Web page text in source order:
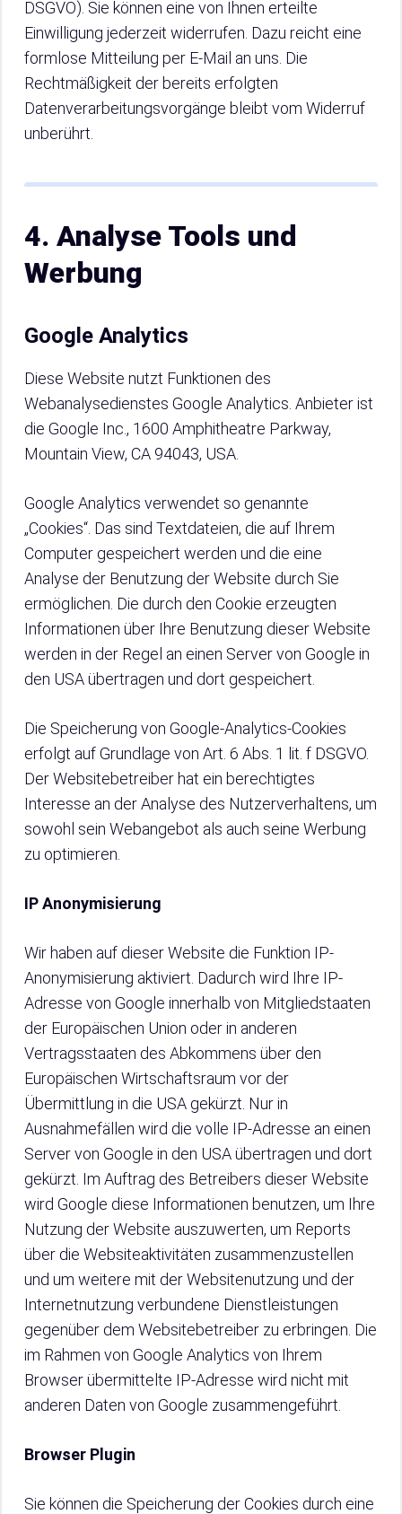
DSGVO). Sie können eine von Ihnen erteilte
Einwilligung jederzeit widerrufen. Dazu reicht eine
formlose Mitteilung per E-Mail an uns. Die
Rechtmäßigkeit der bereits erfolgten
Datenverarbeitungsvorgänge bleibt vom Widerruf
unberührt.
4. Analyse Tools und
Werbung
Google Analytics
Diese Website nutzt Funktionen des
Webanalysedienstes Google Analytics. Anbieter ist
die Google Inc., 1600 Amphitheatre Parkway,
Mountain View, CA 94043, USA.
Google Analytics verwendet so genannte
„Cookies“. Das sind Textdateien, die auf Ihrem
Computer gespeichert werden und die eine
Analyse der Benutzung der Website durch Sie
ermöglichen. Die durch den Cookie erzeugten
Informationen über Ihre Benutzung dieser Website
werden in der Regel an einen Server von Google in
den USA übertragen und dort gespeichert.
Die Speicherung von Google-Analytics-Cookies
erfolgt auf Grundlage von Art. 6 Abs. 1 lit. f DSGVO.
Der Websitebetreiber hat ein berechtigtes
Interesse an der Analyse des Nutzerverhaltens, um
sowohl sein Webangebot als auch seine Werbung
zu optimieren.
IP Anonymisierung
Wir haben auf dieser Website die Funktion IP-
Anonymisierung aktiviert. Dadurch wird Ihre IP-
Adresse von Google innerhalb von Mitgliedstaaten
der Europäischen Union oder in anderen
Vertragsstaaten des Abkommens über den
Europäischen Wirtschaftsraum vor der
Übermittlung in die USA gekürzt. Nur in
Ausnahmefällen wird die volle IP-Adresse an einen
Server von Google in den USA übertragen und dort
gekürzt. Im Auftrag des Betreibers dieser Website
wird Google diese Informationen benutzen, um Ihre
Nutzung der Website auszuwerten, um Reports
über die Websiteaktivitäten zusammenzustellen
und um weitere mit der Websitenutzung und der
Internetnutzung verbundene Dienstleistungen
gegenüber dem Websitebetreiber zu erbringen. Die
im Rahmen von Google Analytics von Ihrem
Browser übermittelte IP-Adresse wird nicht mit
anderen Daten von Google zusammengeführt.
Browser Plugin
Sie können die Speicherung der Cookies durch eine